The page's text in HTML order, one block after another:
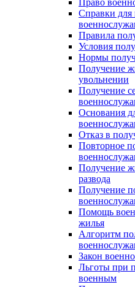
Право
Справки для
Правила
Условия
Нормы
Получение
увольнении
Получение
Основания
Отказ в
Повторное
Получение
развода
Получение
Помощь
жилья
Алгоритм
Закон
Льготы при
военным